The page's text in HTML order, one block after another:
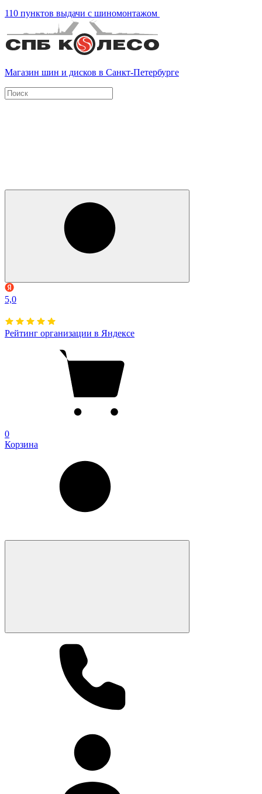
110 пунктов выдачи с шиномонтажом
Магазин шин и дисков в Санкт-Петербурге
5,0
Рейтинг организации в Яндексе
0
Корзина